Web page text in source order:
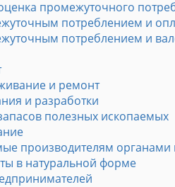
промежуточного
потреблением и
потреблением и
и ремонт
и разработки
полезных ископаемых
производителям органами
в натуральной форме